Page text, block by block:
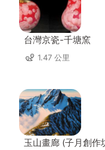
台灣京瓷-千塘窯
1.47 公里
玉山畫廊 (子月創作